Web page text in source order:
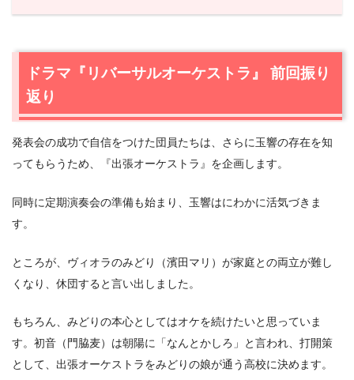
1.ドラマ『リバーサルオーケストラ』 前回振り返り
5話あらすじと感想
2.4初音のプレッシャー
2.5殻を破りたい
3.ドラマ『リバーサルオーケストラ』 第5話 感想＆まとめ
ドラマ『リバーサルオーケストラ』 前回振り
返り
発表会の成功で自信をつけた団員たちは、さらに玉響の存在を知
ってもらうため、『出張オーケストラ』を企画します。
同時に定期演奏会の準備も始まり、玉響はにわかに活気づきま
す。
ところが、ヴィオラのみどり（濱田マリ）が家庭との両立が難し
くなり、休団すると言い出しました。
もちろん、みどりの本心としてはオケを続けたいと思っていま
す。初音（門脇麦）は朝陽に「なんとかしろ」と言われ、打開策
として、出張オーケストラをみどりの娘が通う高校に決めます。